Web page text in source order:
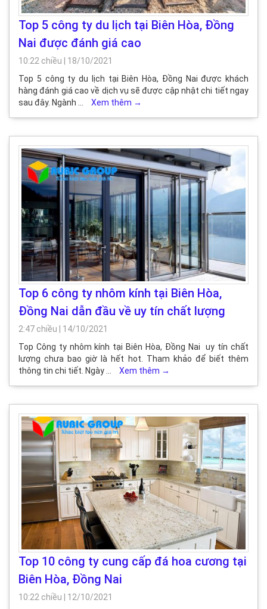
Top 5 công ty du lịch tại Biên Hòa, Đồng
Nai được đánh giá cao
10:22 chiều
18/10/2021
Top 5 công ty du lịch tại Biên Hòa, Đồng Nai được khách
hàng đánh giá cao về dịch vụ sẽ được cập nhật chi tiết ngay
sau đây. Ngành …
Xem thêm →
Top 6 công ty nhôm kính tại Biên Hòa,
Đồng Nai dẫn đầu về uy tín chất lượng
2:47 chiều
14/10/2021
Top Công ty nhôm kính tại Biên Hòa, Đồng Nai uy tín chất
lượng chưa bao giờ là hết hot. Tham khảo để biết thêm
thông tin chi tiết. Ngày …
Xem thêm →
Top 10 công ty cung cấp đá hoa cương tại
Biên Hòa, Đồng Nai
10:22 chiều
12/10/2021